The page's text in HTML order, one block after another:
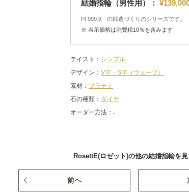
結婚指輪（男性用）：
Pt 999.9 の鍛造づくりのシリーズです。
※ 表示価格は消費税10％を含みます
テイスト
シンプル
デザイン
V字・S字（ウェーブ）
素材
プラチナ
石の種類
ダイヤ
オーダー方法
RosettE(ロゼット)の他の結婚指輪を見
前へ